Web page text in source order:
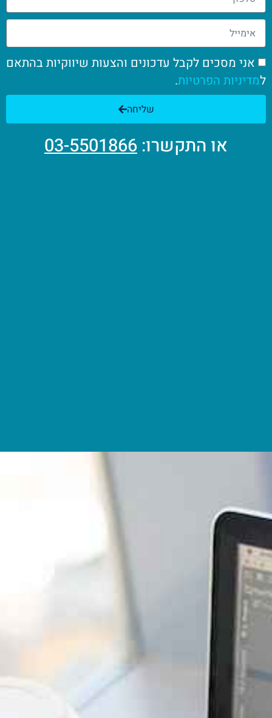
אני מסכים לקבל עדכונים והצעות שיווקיות בהתאם
למדיניות הפרטיות.
שליחה
או התקשרו: 03-5501866